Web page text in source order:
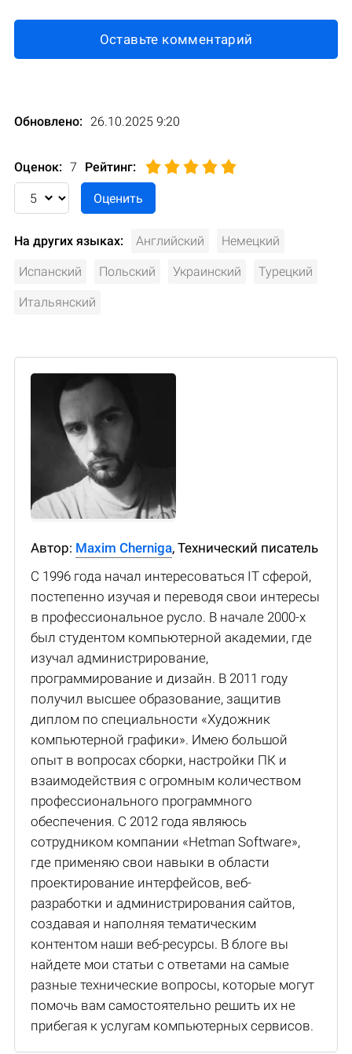
Оставьте комментарий
Обновлено: 26.10.2025 9:20
Оценок: 7 Рейтинг:
На других языках: Английский Немецкий
Испанский Польский Украинский Турецкий
Итальянский
Автор: Maxim Cherniga, Технический писатель
С 1996 года начал интересоваться IT сферой,
постепенно изучая и переводя свои интересы
в профессиональное русло. В начале 2000-х
был студентом компьютерной академии, где
изучал администрирование,
программирование и дизайн. В 2011 году
получил высшее образование, защитив
диплом по специальности «Художник
компьютерной графики». Имею большой
опыт в вопросах сборки, настройки ПК и
взаимодействия с огромным количеством
профессионального программного
обеспечения. С 2012 года являюсь
сотрудником компании «Hetman Software»,
где применяю свои навыки в области
проектирование интерфейсов, веб-
разработки и администрирования сайтов,
создавая и наполняя тематическим
контентом наши веб-ресурсы. В блоге вы
найдете мои статьи с ответами на самые
разные технические вопросы, которые могут
помочь вам самостоятельно решить их не
прибегая к услугам компьютерных сервисов.